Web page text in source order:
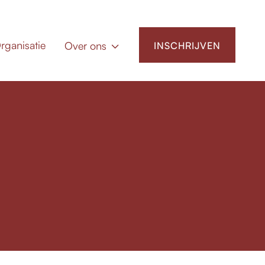
Over ons  INSCHRIJVEN